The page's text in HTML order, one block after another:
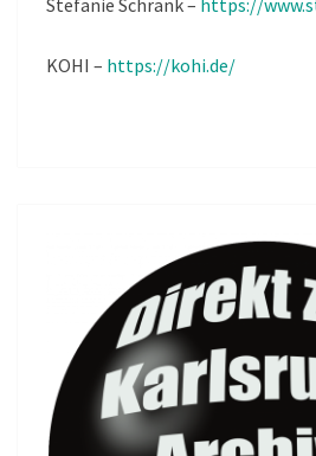
KOHI – https://kohi.de/